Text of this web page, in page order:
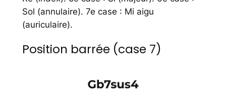
Sol (annulaire). 7e case : Mi aigu
(auriculaire).
Position barrée (case 7)